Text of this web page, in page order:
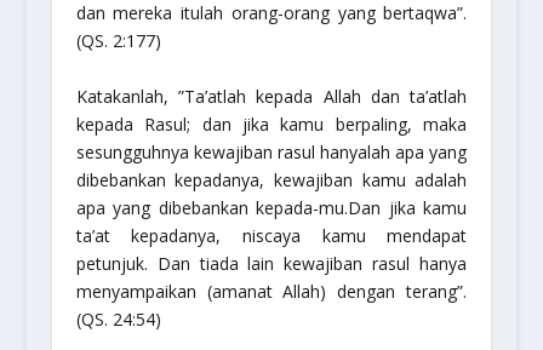
dan mereka itulah orang-orang yang bertaqwa”.
(QS. 2:177)
Katakanlah, ”Ta’atlah kepada Allah dan ta’atlah
kepada Rasul; dan jika kamu berpaling, maka
sesungguhnya kewajiban rasul hanyalah apa yang
dibebankan kepadanya, kewajiban kamu adalah
apa yang dibebankan kepada-mu.Dan jika kamu
ta’at kepadanya, niscaya kamu mendapat
petunjuk. Dan tiada lain kewajiban rasul hanya
menyampaikan (amanat Allah) dengan terang”.
(QS. 24:54)